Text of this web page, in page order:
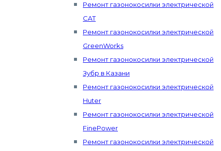
Ремонт газонокосилки электрической
CAT
Ремонт газонокосилки электрической
GreenWorks
Ремонт газонокосилки электрической
Зубр в Казани
Ремонт газонокосилки электрической
Huter
Ремонт газонокосилки электрической
FinePower
Ремонт газонокосилки электрической